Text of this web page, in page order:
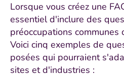
Lorsque vous créez une
essentiel d'inclure des
préoccupations communes
Voici cinq exemples de
posées qui pourraient
sites et d'industries :